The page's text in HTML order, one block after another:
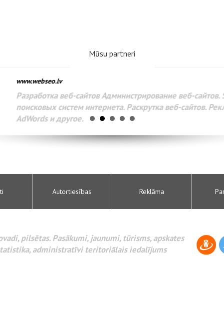
Mūsu partneri
www.webseo.lv
Разработка веб-сайтов Администрирование веб-сайтов.
поисковых систем интернета. Раскрутка веб-сайтов.
AdWords и другое.
Autortiesības Reklāma
pilsētas. Pasākumi, jaunumi, tūrisms, apskates
administratīvi teritoriālais iedalījums